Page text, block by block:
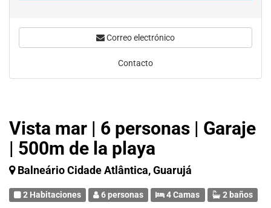
Vista mar | 6 personas | Garaje
| 500m de la playa
Balneário Cidade Atlântica, Guarujá
2 Habitaciones 6 personas 4 Camas 2 baños
Correo electrónico
Contacto